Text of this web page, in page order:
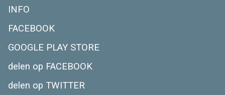
INFO
FACEBOOK
GOOGLE PLAY STORE
delen op FACEBOOK
delen op TWITTER